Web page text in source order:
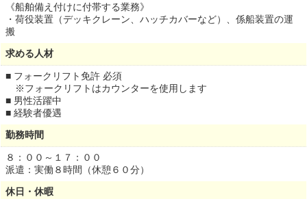
《船舶備え付けに付帯する業務》
・荷役装置（デッキクレーン、ハッチカバーなど）、係船装置の運
搬
求める人材
■ フォークリフト免許 必須
※フォークリフトはカウンターを使用します
■ 男性活躍中
■ 経験者優遇
勤務時間
８：００～１７：００
派遣：実働８時間（休憩６０分）
休日・休暇